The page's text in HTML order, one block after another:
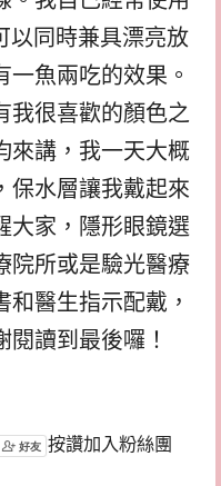
以同時兼具漂亮放
魚兩吃的效果。
我很喜歡的顏色之
來講，我一天大概
保水層讓我戴起來
大家，隱形眼鏡選
院所或是驗光醫療
和醫生指示配戴，
讀到最後囉！
按讚加入粉絲團